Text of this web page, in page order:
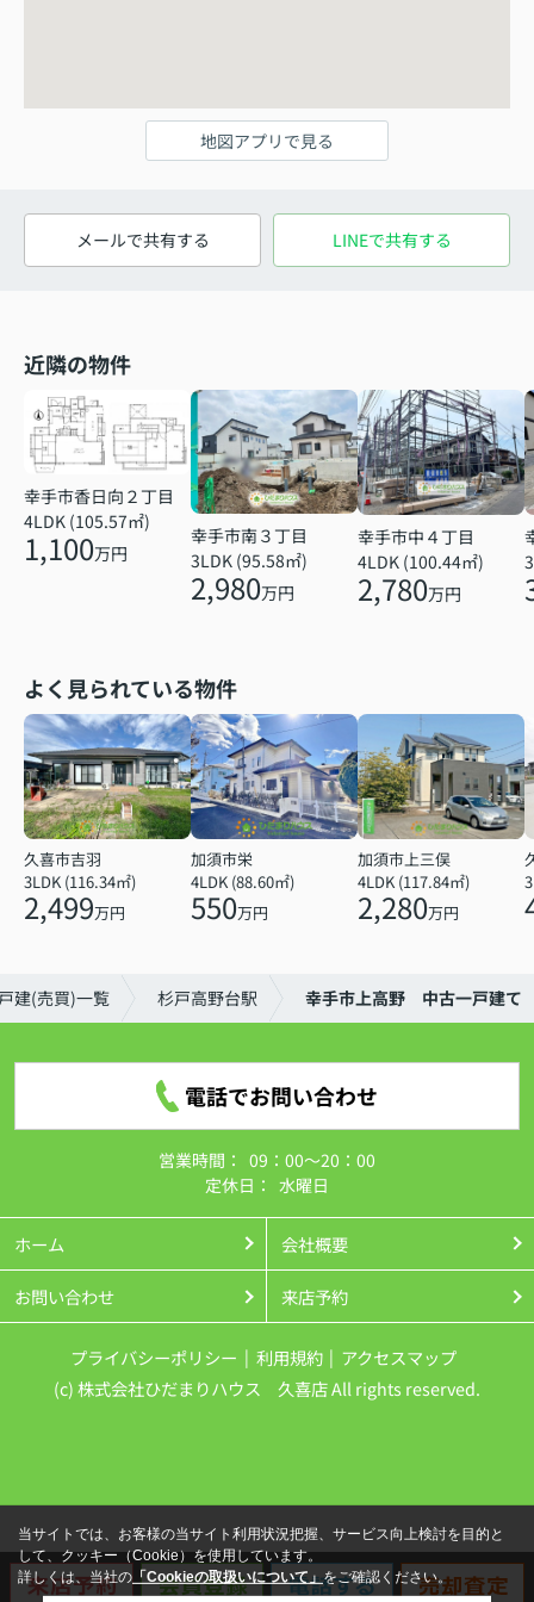
地図アプリで見る
メールで共有する LINEで共有する
近隣の物件
幸手市香日向２丁目
4LDK (105.57㎡)
1,100万円
幸手市南３丁目
3LDK (95.58㎡)
2,980万円
幸手市中４丁目
4LDK (100.44㎡)
2,780万円
よく見られている物件
久喜市吉羽
3LDK (116.34㎡)
2,499万円
加須市栄
4LDK (88.60㎡)
550万円
加須市上三俣
4LDK (117.84㎡)
2,280万円
建(売買)一覧 杉戸高野台駅 幸手市上高野 中古一戸建て
電話でお問い合わせ
営業時間： 09：00～20：00
定休日： 水曜日
ホーム 会社概要
お問い合わせ 来店予約
プライバシーポリシー 利用規約
アクセスマップ
(c) 株式会社ひだまりハウス 久喜店 All rights reserved.
当サイトでは、お客様の当サイト利用状況把握、サービス向上検討を目的と
して、クッキー（Cookie）を使用しています。
詳しくは、当社の 「Cookieの取扱いについて」をご確認ください。